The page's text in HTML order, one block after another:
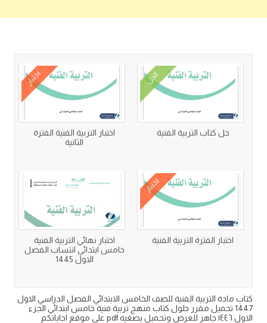
الحل
حل كتاب التربية الفنية
اختبار
اختبار التربية الفنية الفترة
الثانية
اختبار
اختبار الفترة التربية الفنية
اختبار نهائي التربية الفنية
خامس ابتدائي انتساب الفصل
الاول 1445
كتاب مادة التربية الفنية للصف الخامس الابتدائي الفصل الدراسي الاول
1447 تحميل مقرر حلول كتاب منهج تربية فنية خامس ابتدائي الجزء
الاول ١٤٤٦ جاهز للعرض وتحميل بصغيه pdf على موقع اجاباتكم